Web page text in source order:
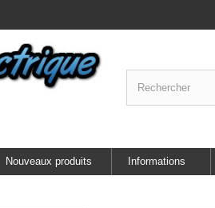
Nouveaux produits Informations